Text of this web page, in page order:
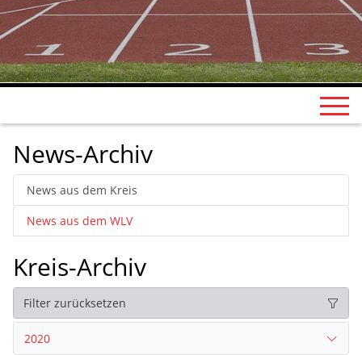
News-Archiv
News aus dem Kreis
News aus dem WLV
Kreis-Archiv
Filter zurücksetzen
2020